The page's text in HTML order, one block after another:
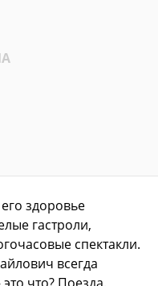
здоровье
гастроли,
спектакли.
всегда